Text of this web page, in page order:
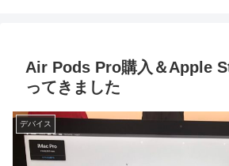
Air Pods Pro購入＆Apple
ってきました
デバイス